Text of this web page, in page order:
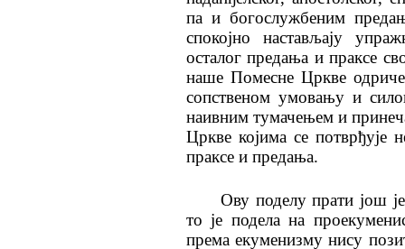
па и богослужбеним
спокојно настављају
осталог предања и праксе
наше Помесне Цркве
сопственом умовању и
наивним тумачењем и
Цркве којима се потврђује
праксе и предања.
Ову поделу прати још
то је подела на
према екуменизму нису